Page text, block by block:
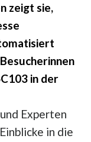
zeigt sie,
in der
Experten
in die